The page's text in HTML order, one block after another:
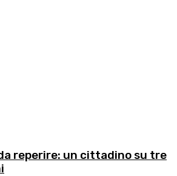
reperire: un cittadino su tre